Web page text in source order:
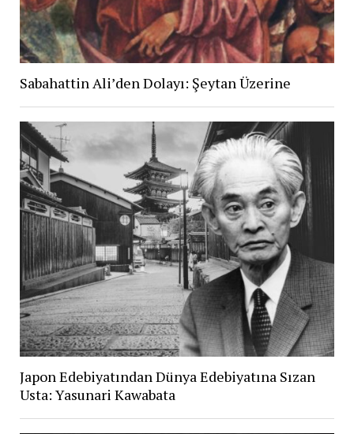
Sabahattin Ali’den Dolayı: Şeytan Üzerine
Japon Edebiyatından Dünya Edebiyatına Sızan
Usta: Yasunari Kawabata